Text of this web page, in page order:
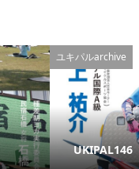
ユキパルarchive